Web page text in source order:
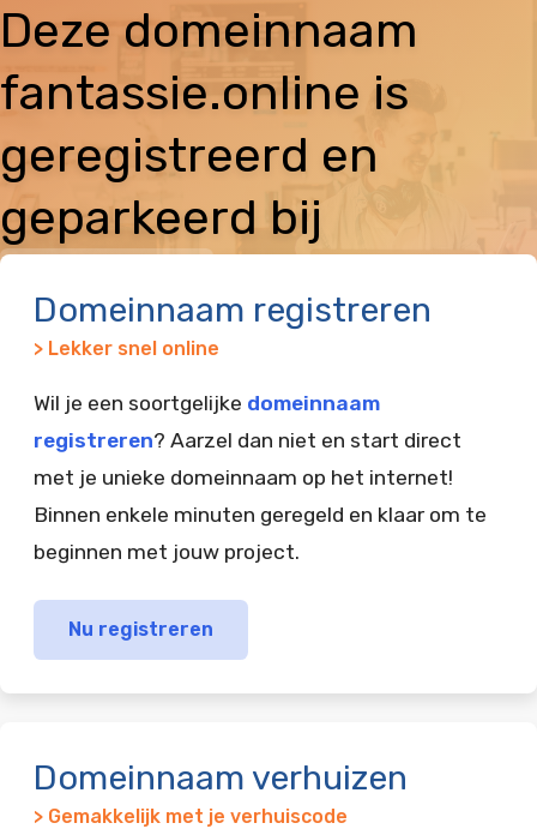
Deze domeinnaam
fantassie.online is
geregistreerd en
geparkeerd bij
Domeinnaam registreren
> Lekker snel online
Wil je een soortgelijke domeinnaam
registreren? Aarzel dan niet en start direct
met je unieke domeinnaam op het internet!
Binnen enkele minuten geregeld en klaar om te
beginnen met jouw project.
Nu registreren
Domeinnaam verhuizen
> Gemakkelijk met je verhuiscode